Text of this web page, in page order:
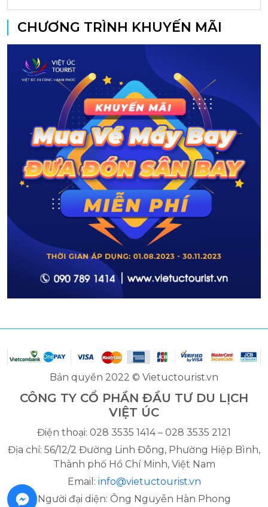
CHƯƠNG TRÌNH KHUYẾN MÃI
Bản quyền 2022 © Vietuctourist.vn
CÔNG TY CỔ PHẦN ĐẦU TƯ DU LỊCH
VIỆT ÚC
Điện thoại: 028 3535 1414 – 028 3535 2121
Địa chỉ: 56/12/2 Đường Linh Đông, Phường Hiệp Bình,
Thành phố Hồ Chí Minh, Việt Nam
Email: info@vietuctourist.vn
Người đại diện: Ông Nguyễn Hàn Phong